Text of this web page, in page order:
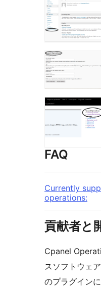
FAQ
Currently
operations:
貢献者と
Cpanel
スソフトウェ
のプラグイン